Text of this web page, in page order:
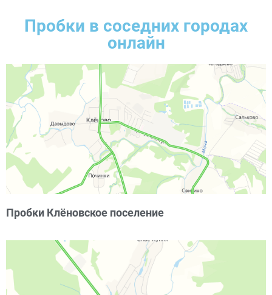
Пробки в соседних городах
онлайн
Пробки Клёновское поселение